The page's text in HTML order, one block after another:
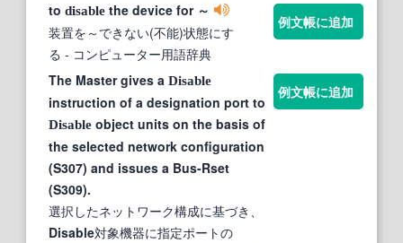
to disable the device for ～
装置を～できない(不能)状態にす
る - コンピューター用語辞典
例文帳に追加
The Master gives a Disable
instruction of a designation port to
Disable object units on the basis of
the selected network configuration
(S307) and issues a Bus-Rset
(S309).
選択したネットワーク構成に基づき、
Disable対象機器に指定ポートの
例文帳に追加